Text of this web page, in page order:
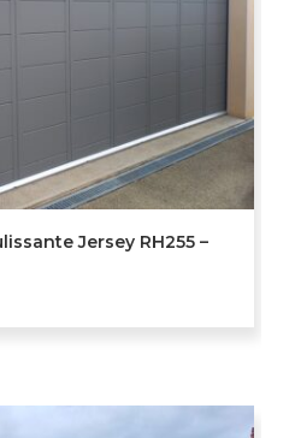
Jersey RH255 –